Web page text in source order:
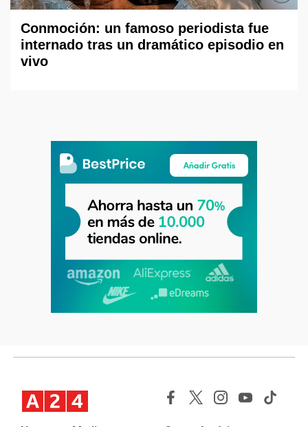
Conmoción: un famoso periodista fue
internado tras un dramático episodio en
vivo